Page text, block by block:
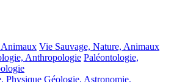
Animaux Vie Sauvage, Nature, Animaux
Anthropologie Paléontologie,
Physique Géologie, Astronomie,